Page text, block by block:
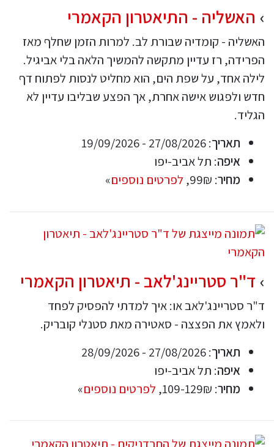
האשליה - התיאטרון הקאמרי
האשליה - קומדיה שבורת לב. למרות הזמן שחלף מאז
הפרידה, רז עדיין מתקשה להמשיך הלאה בלי אביגיל.
לילה אחד, על שפת הים, הוא מחליט לנסות לפתוח דף
חדש ולפגוש אישה אחרת, אך הפצע שבליבו עדיין לא
הגליד.
תאריך: 27/08/2026 - 19/09/2026
איפה: תל אביב-יפו
מחיר: 99₪, לפרטים נוספים»
ד"ר סטריינג'לאב - תיאטרון הקאמרי
ד"ר סטריינג'לאב או: איך למדתי להפסיק לפחד
ולאמץ את הפצצה - סאטירה מאת סטנלי קובריק.
תאריך: 27/08/2026 - 28/09/2026
איפה: תל אביב-יפו
מחיר: 109-129₪, לפרטים נוספים»